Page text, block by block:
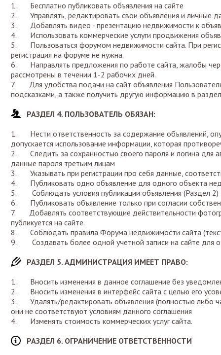
1. Бесплатно публиковать объявления на сайте
2. Управлять, редактировать свои объявления и личные
3. Добавлять видео - презентацию недвижимости к
4. Использовать коммерческие услуги продвижения
5. Пользоваться форумом недвижимости сайта. При
регистрация на форуме не нужна.
6. Направлять предложения по работе сайта, жалобы
рассмотрены в течении 1-2 рабочих дней.
7. Для удобства подачи на сайт объявления
подсказками, а также получить другую информацию в
РАЗДЕЛ 4. ПОЛЬЗОВАТЕЛЬ ОБЯЗАН:
1. Нести ответственность за содержание объявлений,
допускается использование информации, которая
2. Следить за сохранностью своего пароля и логина для
данные пароля третьим лицам
3. Указывать при регистрации про себя данные,
4. Публиковать одно объявление для одного объекта
5. Соблюдать условия публикации объявления (Раздел 2)
6. Публиковать объявление только при согласии
7. Добавлять соответствующие действительности
публикуется на сайте.
8. Соблюдать правила Форума недвижимости сайта
9. Создавать более одной учетной записи на сайте для
РАЗДЕЛ 5. АДМИНИСТРАЦИЯ ИМЕЕТ ПРАВО:
1. Вносить изменения в данное соглашение без
2. Вносить изменения в интерфейс сайта с целью его
3. Удалять/редактировать объявления (полностью либо
они не соответствуют условиям данного соглашения
4. Изменять стоимость коммерческих услуг сайта.
РАЗДЕЛ 6. ОГРАНИЧЕНИЕ ОТВЕТСТВЕННОСТИ